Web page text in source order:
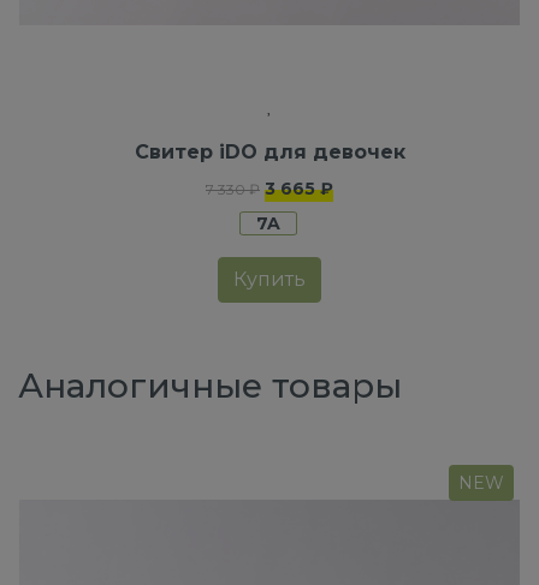
Свитер iDO для девочек
7 330 ₽ 3 665 ₽
7A
Купить
Аналогичные товары
NEW